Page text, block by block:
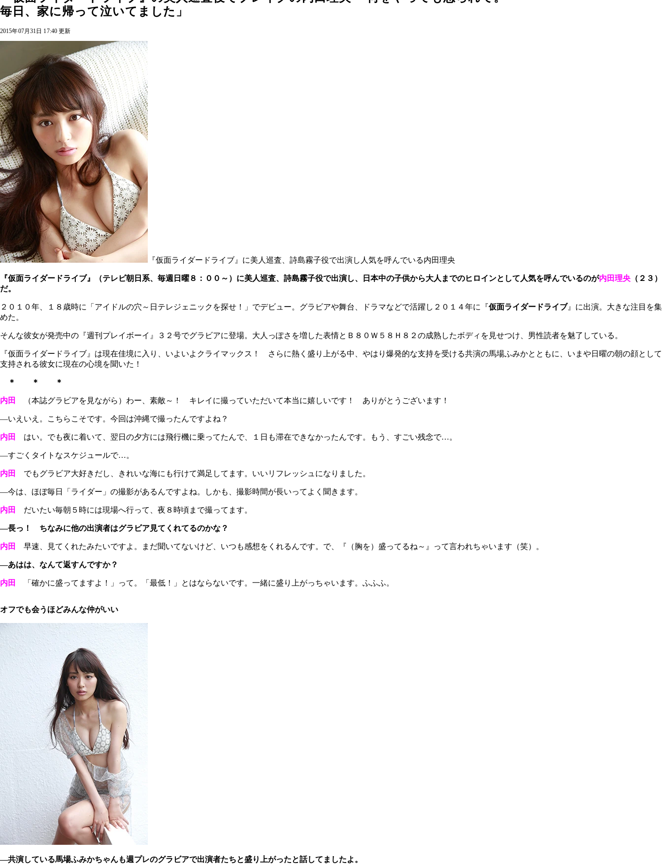
毎日、家に帰って泣いてました」
2015年07月31日 17:40 更新
『仮面ライダードライブ』に美人巡査、詩島霧子役で出演し人気を呼んでいる内田理央
『仮面ライダードライブ』（テレビ朝日系、毎週日曜８：００～）に美人巡査、詩島霧子役で出演し、日本中の子供から大人までのヒロインとして人気を呼んでいるのが内田理央 （２３）
だ。
２０１０年、１８歳時に「アイドルの穴～日テレジェニックを探せ！」でデビュー。グラビアや舞台、ドラマなどで活躍し２０１４年に『仮面ライダードライブ』に出演。大きな注目を集
めた。
そんな彼女が発売中の『週刊プレイボーイ』３２号でグラビアに登場。大人っぽさを増した表情とＢ８０Ｗ５８Ｈ８２の成熟したボディを見せつけ、男性読者を魅了している。
『仮面ライダードライブ』は現在佳境に入り、いよいよクライマックス！ さらに熱く盛り上がる中、やはり爆発的な支持を受ける共演の馬場ふみかとともに、いまや日曜の朝の顔として
支持される彼女に現在の心境を聞いた！
＊ ＊ ＊
内田 （本誌グラビアを見ながら）わー、素敵～！ キレイに撮っていただいて本当に嬉しいです！ ありがとうございます！
―いえいえ。こちらこそです。今回は沖縄で撮ったんですよね？
内田 はい。でも夜に着いて、翌日の夕方には飛行機に乗ってたんで、１日も滞在できなかったんです。もう、すごい残念で…。
―すごくタイトなスケジュールで…。
内田 でもグラビア大好きだし、きれいな海にも行けて満足してます。いいリフレッシュになりました。
―今は、ほぼ毎日「ライダー」の撮影があるんですよね。しかも、撮影時間が長いってよく聞きます。
内田 だいたい毎朝５時には現場へ行って、夜８時頃まで撮ってます。
―長っ！ ちなみに他の出演者はグラビア見てくれてるのかな？
内田 早速、見てくれたみたいですよ。まだ聞いてないけど、いつも感想をくれるんです。で、『（胸を）盛ってるね～』って言われちゃいます（笑）。
―あはは、なんて返すんですか？
内田 「確かに盛ってますよ！」って。「最低！」とはならないです。一緒に盛り上がっちゃいます。ふふふ。
オフでも会うほどみんな仲がいい
―共演している馬場ふみかちゃんも週プレのグラビアで出演者たちと盛り上がったと話してましたよ。